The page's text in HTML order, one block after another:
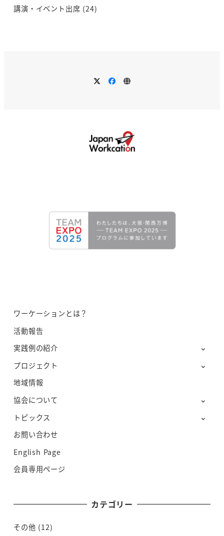
講演・イベント出席 (24)
ワーケーションとは？
活動報告
実践例の紹介
プロジェクト
地域情報
協会について
トピックス
お問い合わせ
English Page
会員専用ページ
カテゴリー
その他 (12)